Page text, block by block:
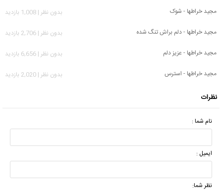
مجید خراطها - شوک
بدون نظر | 1,008 بازدید
مجید خراطها - دلم براش تنگ شده
بدون نظر | 2,706 بازدید
مجید خراطها - عزیز دلم
بدون نظر | 6,656 بازدید
مجید خراطها - استرس
بدون نظر | 2,020 بازدید
نظرات
نام شما :
ایمیل :
نظر شما: